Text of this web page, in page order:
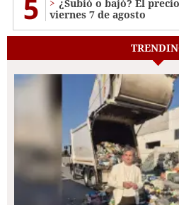
5
¿Subió o bajó? El
viernes 7 de agosto